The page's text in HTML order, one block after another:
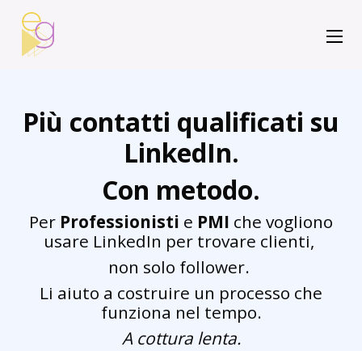
Più contatti qualificati su
LinkedIn.
Con metodo.
Per Professionisti e PMI che vogliono
usare LinkedIn per trovare clienti,
non solo follower.
Li aiuto a costruire un processo che
funziona nel tempo.
A cottura lenta.